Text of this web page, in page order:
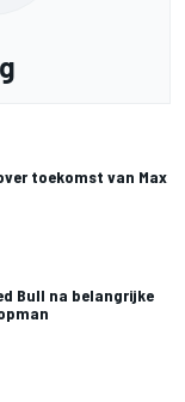
toekomst van Max
Bull na belangrijke